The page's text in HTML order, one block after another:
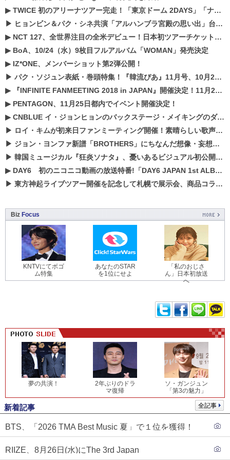
▶TWICE 初のアリーナツアー完走！「東京ドーム 2DAYS」「ナゴヤドーム1DAY」「京セラドーム1DAY」2019年ドームツアー開催決定！！
▶ ヒョンビン＆パク・シネ共演「アルハンブラ宮殿の思い出」台本読み現場を公開
▶ NCT 127、全世界注目の全米デビュー！日本初ツアーチケットが早くもプレミア化！？
▶ BoA、10/24（水）9枚目フルアルバム「WOMAN」発売決定
▶ IZ*ONE、メンバーショット第2弾公開！
▶ パク・ソジュン表紙・巻頭特集！『韓流ぴあ』11月号、10月22日（月）発売！
▶
『INFINITE FANMEETING 2018 in JAPAN』開催決定！11月21、22日にパシフィコ横浜にて実施
▶ PENTAGON、11月25日都内でイベント開催決定！
▶CNBLUE イ・ジョンヒョンのバックステージ・メイキングのダイジェスト映像が公開！
▶ ロイ・キムが初来日ファンミーティング開催！素晴らしい歌声に癒される贅沢な時間
▶ ジョン・ヨンファ新譜「BROTHERS」にちなんだ想像・妄想企画がスタート！
▶ 韓国ミュージカル『狂炎ソナタ』、憂いある​ビジュアル初公開!! 主役リョウク、SHIN、KENらのコメントが到着！
▶ DAY6 初のニコニコ動画の放送特番!「DAY6 JAPAN 1st ALBUM「UNLOCK」発売記念 ライブ@ニコ生」を配信決定!
▶ 東方神起ライブツアー開催を記念して札幌で展示会、商品コラボが実現！！
Biz Focus
KNTVにてボゴ
ム特集
あなたのSTAR
を1位にせよ
「私のおじさ
ん」日本初放送
へ
夢の共演！
2年ぶりのドラ
マ復帰
ソ・ガンジュン
「第3の魅力」
全記事
新着記事
BTS、「2026 TMA Best Music 夏」で１位を獲得！
RIIZE、8月26日(水)にThe 3rd Japan